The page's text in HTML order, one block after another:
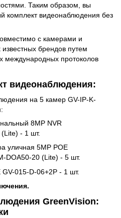
Таким образом, вы
комплект видеонаблюдения без
с камерами и
известных брендов путем
международных протоколов
видеонаблюдения:
на 5 камер GV-IP-K-
8MP NVR
- 1 шт.
уличная 5MP POE
DOA50-20 (Lite) - 5 шт.
GV-015-D-06+2P - 1 шт.
GreenVision: